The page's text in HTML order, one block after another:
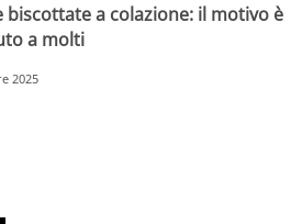
biscottate a colazione: il motivo è
a molti
2025